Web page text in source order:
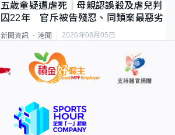
五歲童疑遭虐死｜母親認誤殺及虐兒判
囚22年 官斥被告殘忍、同類案最惡劣
新聞資訊 港聞 2026年08月05日